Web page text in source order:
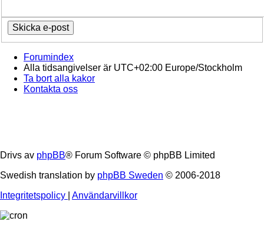
Forumindex
Alla tidsangivelser är UTC+02:00 Europe/Stockholm
Ta bort alla kakor
Kontakta oss
Drivs av phpBB® Forum Software © phpBB Limited
Swedish translation by phpBB Sweden © 2006-2018
Integritetspolicy
Användarvillkor